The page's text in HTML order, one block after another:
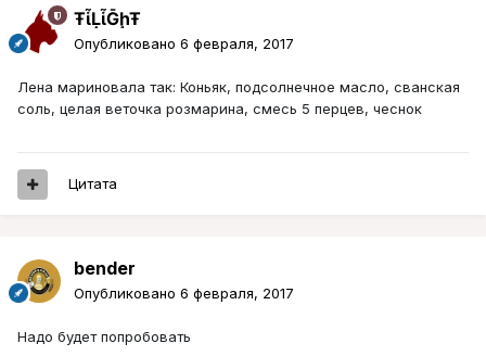
ŦᾡἷḶἷḠḩŦ
Опубликовано 6 февраля, 2017
Лена мариновала так: Коньяк, подсолнечное масло, сванская
соль, целая веточка розмарина, смесь 5 перцев, чеснок
Цитата
bender
Опубликовано 6 февраля, 2017
Надо будет попробовать